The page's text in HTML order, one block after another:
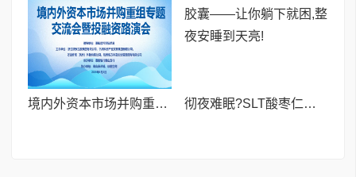
境内外资本市场并购重组专题交流会暨投融资路演会 深度解析驱动企业资本战略升级 彻夜难眠?SLT酸枣仁胶囊——让你躺下就困,整夜安睡到天亮!